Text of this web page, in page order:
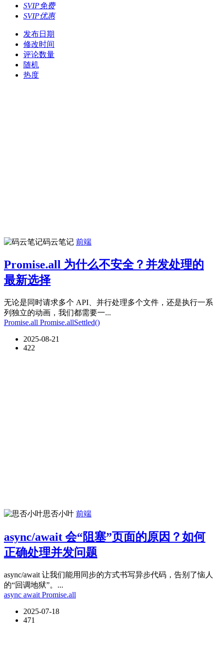
SVIP免费
SVIP优惠
发布日期
修改时间
评论数量
随机
热度
码云笔记 前端
Promise.all 为什么不安全？并发处理的
最新选择
无论是同时请求多个 API、并行处理多个文件，还是执行一系
列独立的动画，我们都需要一...
Promise.all Promise.allSettled()
2025-08-21
422
思否小叶 前端
async/await 会“阻塞”页面的原因？如何
正确处理并发问题
async/await 让我们能用同步的方式书写异步代码，告别了恼人
的“回调地狱”。...
async await Promise.all
2025-07-18
471